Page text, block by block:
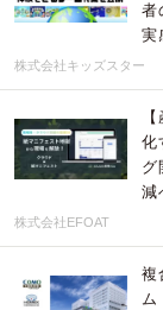
者
実
株式会社キッズスター
化
グ
減
株式会社EFOAT
複
ム